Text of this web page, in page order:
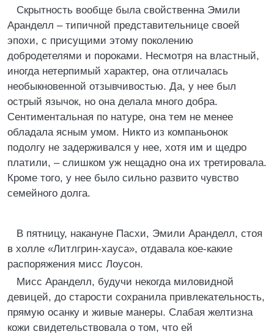
Скрытность вообще была свойственна Эмили
Аранделл – типичной представительнице своей
эпохи, с присущими этому поколению
добродетелями и пороками. Несмотря на властный,
иногда нетерпимый характер, она отличалась
необыкновенной отзывчивостью. Да, у нее был
острый язычок, но она делала много добра.
Сентиментальная по натуре, она тем не менее
обладала ясным умом. Никто из компаньонок
подолгу не задерживался у нее, хотя им и щедро
платили, – слишком уж нещадно она их третировала.
Кроме того, у нее было сильно развито чувство
семейного долга.
В пятницу, накануне Пасхи, Эмили Аранделл, стоя
в холле «Литлгрин-хауса», отдавала кое-какие
распоряжения мисс Лоусон.
Мисс Аранделл, будучи некогда миловидной
девицей, до старости сохранила привлекательность,
прямую осанку и живые манеры. Слабая желтизна
кожи свидетельствовала о том, что ей